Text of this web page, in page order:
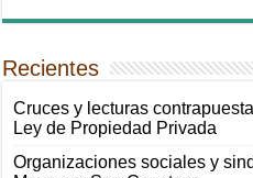
Recientes
Cruces y lecturas
Ley de Propiedad Privada
Organizaciones sociales y